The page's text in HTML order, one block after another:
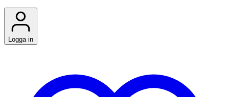
Logga in